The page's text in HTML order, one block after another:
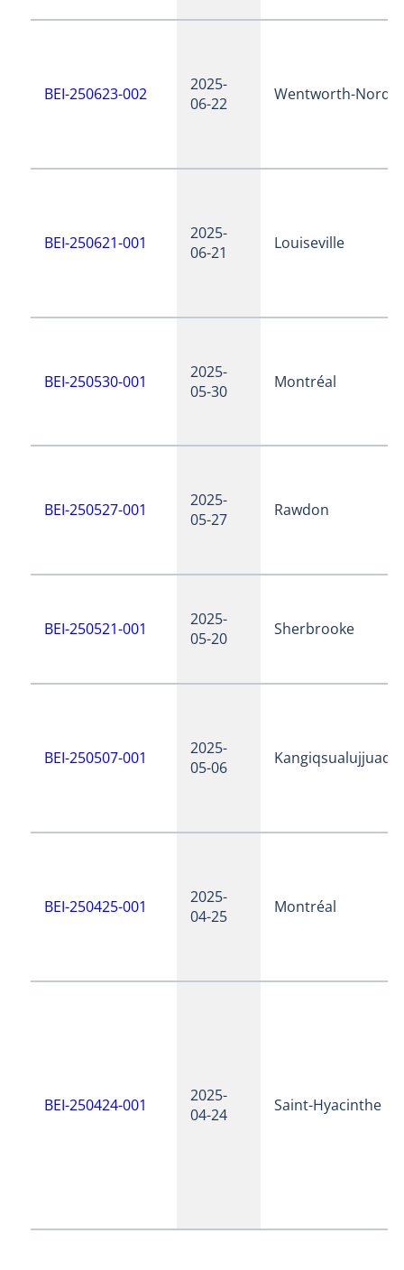
BEI-250623-002
2025-
06-22
Wentworth-Nord
BEI-250621-001
2025-
06-21
Louiseville
BEI-250530-001
2025-
05-30
Montréal
BEI-250527-001
2025-
05-27
Rawdon
BEI-250521-001
2025-
05-20
Sherbrooke
BEI-250507-001
2025-
05-06
Kangiqsualujjuaq
BEI-250425-001
2025-
04-25
Montréal
BEI-250424-001
2025-
04-24
Saint-Hyacinthe